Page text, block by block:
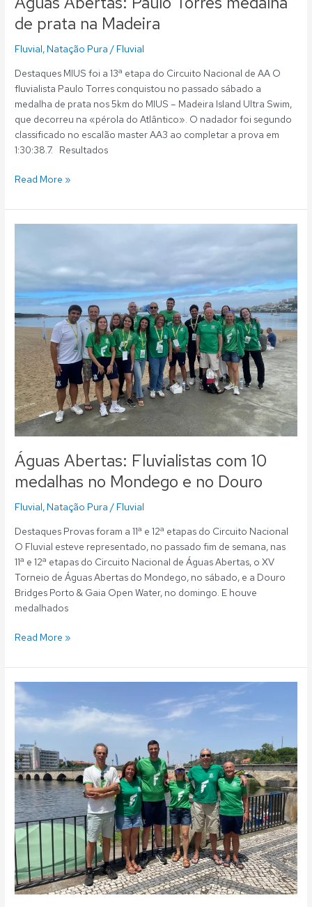
de prata na Madeira
Fluvial, Natação Pura / Fluvial
Destaques MIUS foi a 13ª etapa do Circuito Nacional de AA O
fluvialista Paulo Torres conquistou no passado sábado a
medalha de prata nos 5km do MIUS – Madeira Island Ultra Swim,
que decorreu na «pérola do Atlântico». O nadador foi segundo
classificado no escalão master AA3 ao completar a prova em
1:30:38.7. Resultados
Read More »
Águas Abertas: Fluvialistas com 10
medalhas no Mondego e no Douro
Fluvial, Natação Pura / Fluvial
Destaques Provas foram a 11ª e 12ª etapas do Circuito Nacional
O Fluvial esteve representado, no passado fim de semana, nas
11ª e 12ª etapas do Circuito Nacional de Águas Abertas, o XV
Torneio de Águas Abertas do Mondego, no sábado, e a Douro
Bridges Porto & Gaia Open Water, no domingo. E houve
medalhados
com
10
medalhas
no
Mondego
e
no
Douro
Read More »
Águas
Abertas:
Três
campeões
nacionais
masters